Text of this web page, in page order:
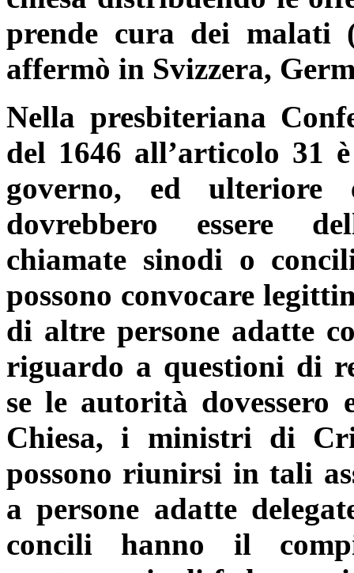
prende cura dei malati
affermò in Svizzera,
Nella presbiteriana
del 1646 all’articolo 31
governo, ed ulteriore
dovrebbero essere
chiamate sinodi o
possono convocare
di altre persone adatte
riguardo a questioni di
se le autorità dovessero
Chiesa, i ministri di
possono riunirsi in tali
a persone adatte
concili hanno il